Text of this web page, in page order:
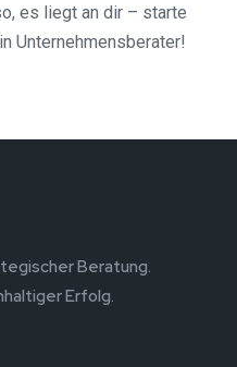
es liegt an dir – starte
Unternehmensberater!
Beratung.
Erfolg.